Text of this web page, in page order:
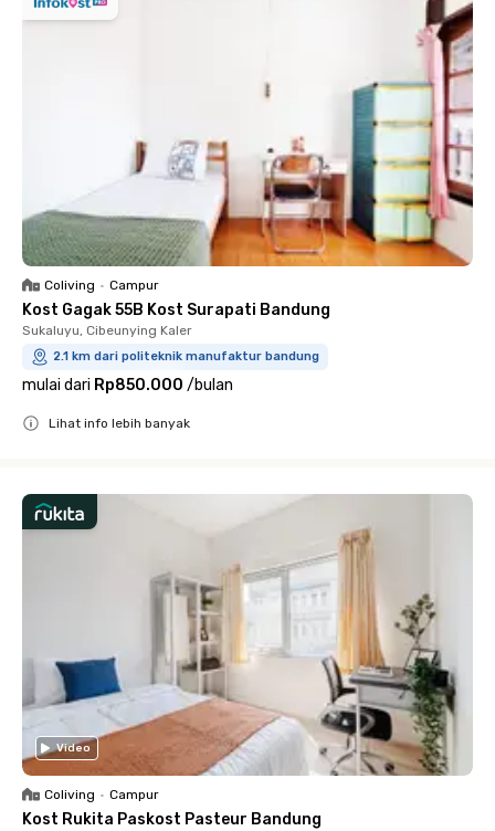
Coliving • Campur
Kost Gagak 55B Kost Surapati Bandung
Sukaluyu, Cibeunying Kaler
2.1 km dari politeknik manufaktur bandung
mulai dari Rp850.000 /bulan
Lihat info lebih banyak
Video
Coliving • Campur
Kost Rukita Paskost Pasteur Bandung